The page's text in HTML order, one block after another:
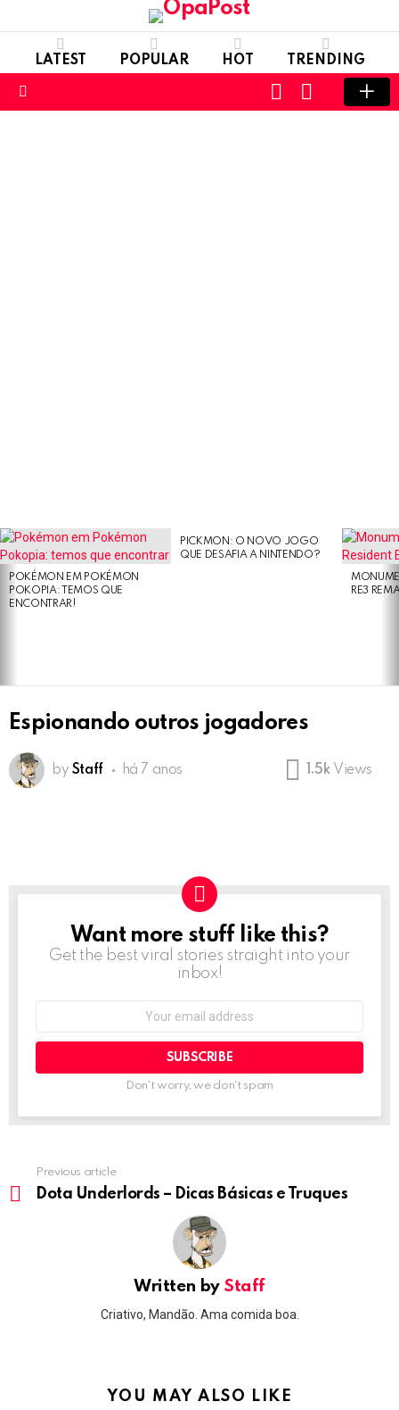
LATEST POPULAR HOT TRENDING
SWITCH
SKIN
LOGIN
LATEST
STORIES
POKÉMON EM POKÉMON
POKOPIA: TEMOS QUE
ENCONTRAR!
PICKMON: O NOVO JOGO
QUE DESAFIA A NINTENDO?
RE3
Espionando outros jogadores
by Staff há 7 anos 1.5k Views
NEWSLETTER
Want more stuff like this?
Get the best viral stories straight into your
inbox!
Don't worry, we don't spam
more
Previous article
Dota Underlords – Dicas Básicas e Truques
Written by Staff
Criativo, Mandão. Ama comida boa.
YOU MAY ALSO LIKE